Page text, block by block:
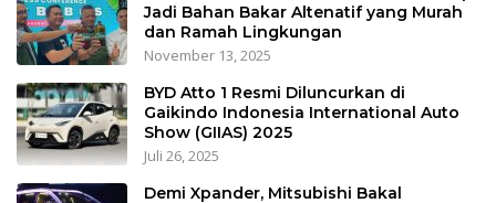
Jadi Bahan Bakar Altenatif yang Murah
dan Ramah Lingkungan
November 13, 2025
BYD Atto 1 Resmi Diluncurkan di
Gaikindo Indonesia International Auto
Show (GIIAS) 2025
Juli 26, 2025
Demi Xpander, Mitsubishi Bakal